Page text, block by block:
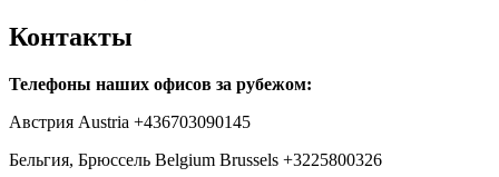
Контакты
Телефоны наших офисов за рубежом:
Австрия Austria +436703090145
Бельгия, Брюссель Belgium Brussels +3225800326